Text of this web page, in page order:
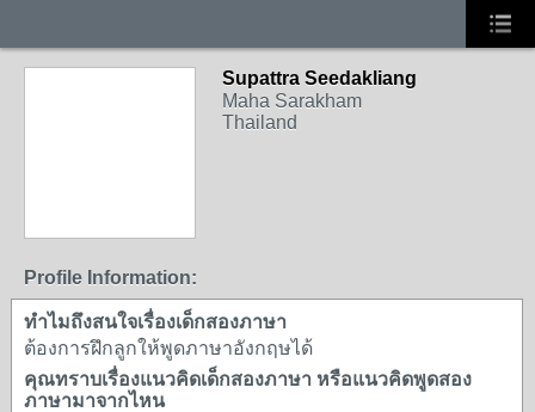
Supattra Seedakliang
Maha Sarakham
Thailand
Profile Information:
ทำไมถึงสนใจเรื่องเด็กสองภาษา
ต้องการฝึกลูกให้พูดภาษาอังกฤษได้
คุณทราบเรื่องแนวคิดเด็กสองภาษา หรือแนวคิดพูดสอง
ภาษามาจากไหน